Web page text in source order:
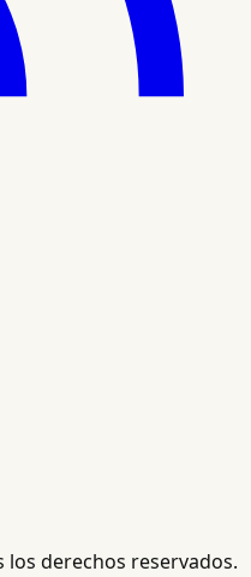
los derechos reservados.